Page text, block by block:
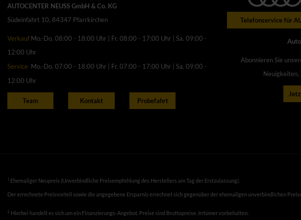
AUTOCENTER NEUSS GmbH & Co. KG
Südeinfahrt 10, 84347 Pfarrkirchen
Verkauf Mo.-Do. 08:00 - 18:00 Uhr | Fr. 08:00 - 17:00 Uhr | Sa. 09:00 -
12:00 Uhr
Service Mo.-Do. 07:00 - 18:00 Uhr | Fr. 07:00 - 17:00 Uhr | Sa. 09:00 -
12:00 Uhr
Team Kontakt Probefahrt
Telefonservice für
Abonnieren Sie
Neuigkeiten,
1 Ehemaliger Neupreis (Unverbindliche Preisempfehlung des Herstellers am Tag der Erstzulassung).
Der errechnete Preisvorteil sowie die angegebene Ersparnis errechnet sich gegenüber der ehemaligen unverbindlichen
2 Hierbei handelt es sich um ein Finanzierungs-Angebot. Preise sind Bruttopreise. Irrtümer vorbehalten.